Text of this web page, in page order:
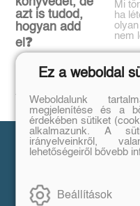
azt is tudod,
hogyan add
el❓️
Időpont: június
16., 18:00-19:00
Tovább
Mi
ha
nem
Ez a weboldal
Weboldalunk
megjelenítése és a
érdekében sütiket
alkalmazunk. A
irányelveinkről,
lehetőségeiről bővebb
Beállítások